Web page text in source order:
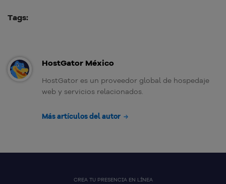
Tags:
HostGator México
HostGator es un proveedor global de hospedaje
web y servicios relacionados.
Más artículos del autor
CREA TU PRESENCIA EN LÍNEA